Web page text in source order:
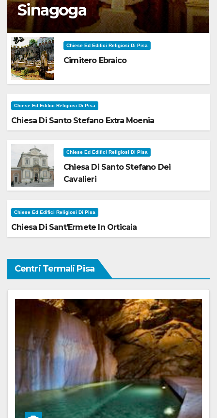
Sinagoga
Chiese Ed Edifici Religiosi Di Pisa
Cimitero Ebraico
Chiese Ed Edifici Religiosi Di Pisa
Chiesa Di Santo Stefano Extra Moenia
Chiese Ed Edifici Religiosi Di Pisa
Chiesa Di Santo Stefano Dei
Cavalieri
Chiese Ed Edifici Religiosi Di Pisa
Chiesa Di Sant’Ermete In Orticaia
Centri Termali Pisa